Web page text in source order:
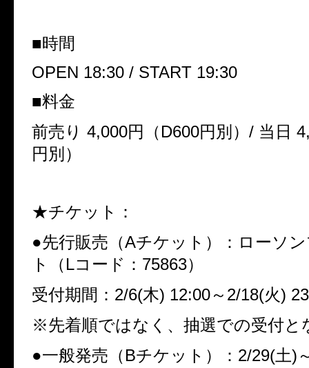
■時間
OPEN 18:30 / START 19:30
■料金
前売り 4,000円（D600円別）/ 当日
円別）
★チケット：
●先行販売（Aチケット）：ローソ
ト（Lコード：75863）
受付期間：2/6(木) 12:00～2/18(火)
※先着順ではなく、抽選での受付と
●一般発売（Bチケット）：2/29(土)